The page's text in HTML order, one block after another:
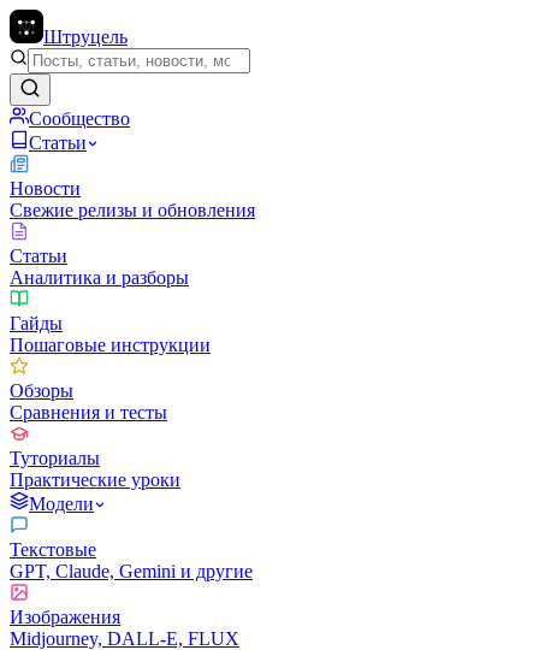
Штруцель
Сообщество
Статьи
Новости
Свежие релизы и обновления
Статьи
Аналитика и разборы
Гайды
Пошаговые инструкции
Обзоры
Сравнения и тесты
Туториалы
Практические уроки
Модели
Текстовые
GPT, Claude, Gemini и другие
Изображения
Midjourney, DALL-E, FLUX